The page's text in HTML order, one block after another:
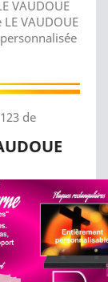
VAUDOUE
VAUDOUE
de